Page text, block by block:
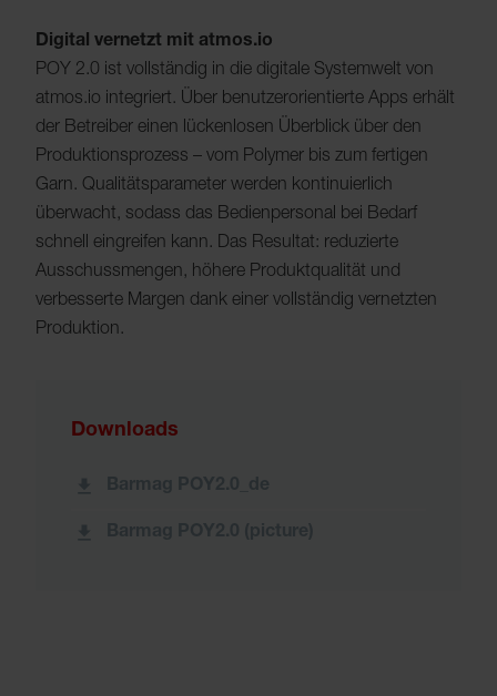
Digital vernetzt mit atmos.io
POY 2.0 ist vollständig in die digitale Systemwelt von
atmos.io integriert. Über benutzerorientierte Apps erhält
der Betreiber einen lückenlosen Überblick über den
Produktionsprozess – vom Polymer bis zum fertigen
Garn. Qualitätsparameter werden kontinuierlich
überwacht, sodass das Bedienpersonal bei Bedarf
schnell eingreifen kann. Das Resultat: reduzierte
Ausschussmengen, höhere Produktqualität und
verbesserte Margen dank einer vollständig vernetzten
Produktion.
Downloads